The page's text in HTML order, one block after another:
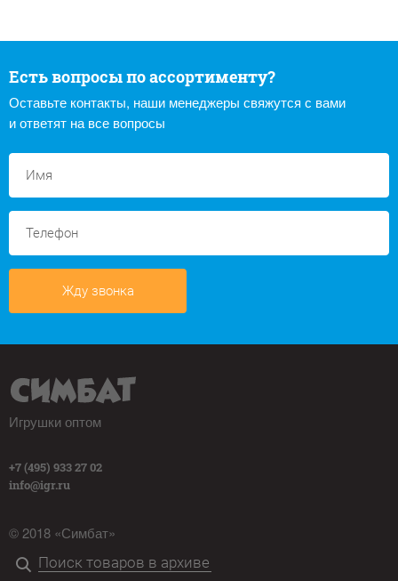
Есть вопросы по ассортименту?
Оставьте контакты, наши менеджеры свяжутся с вами
и ответят на все вопросы
Жду звонка
Игрушки оптом
+7 (495) 933 27 02
info@igr.ru
© 2018 «Симбат»